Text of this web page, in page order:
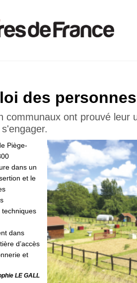
des
ont prouvé leur
Piège-
dans un
et le
techniques
dans
d’accès
et
LE GALL